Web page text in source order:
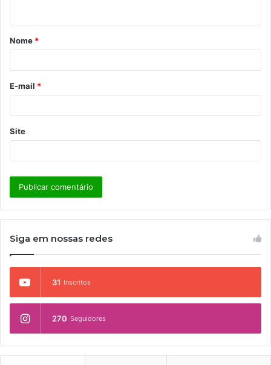
á
r
*
Nome *
E-mail *
Site
Siga em nossas redes
31 Inscritos
270 Seguidores